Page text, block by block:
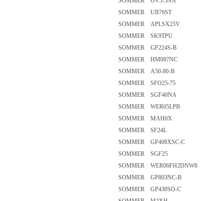
SOMMER UB76ST
SOMMER APLSX25V
SOMMER SK9TPU
SOMMER GP224S-B
SOMMER HM097NC
SOMMER A50-80-B
SOMMER SFO25-75
SOMMER SGF40NA
SOMMER WER05LPB
SOMMER MAH0X
SOMMER SF24L
SOMMER GP408XSC-C
SOMMER SGF25
SOMMER WER06FH2DNW8
SOMMER GP803NC-B
SOMMER GP430SO-C